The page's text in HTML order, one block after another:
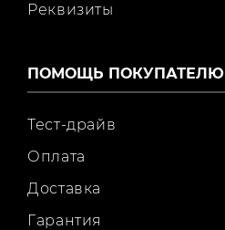
Реквизиты
ПОМОЩЬ ПОКУПАТЕЛЮ
Тест-драйв
Оплата
Доставка
Гарантия